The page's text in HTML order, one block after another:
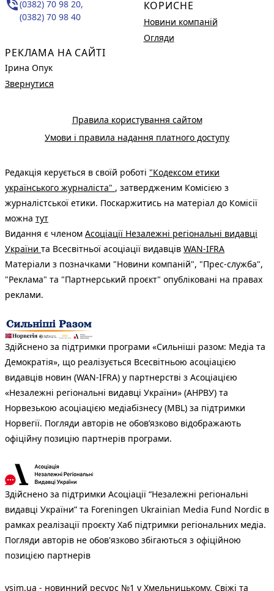
phone_in_talk(0382) 70 98 20,
(0382) 70 98 40
РЕКЛАМА НА САЙТІ
Ірина Опук
Звернутися
КОРИСНЕ
Новини компаній
Огляди
Правила користування сайтом
Умови і правила надання платного доступу
Редакція керується в своїй роботі "Кодексом етики
українського журналіста" , затвердженим Комісією з
журналістської етики. Поскаржитись на матеріал до Комісії
можна тут
Видання є членом Асоціації Незалежні регіональні видавці
України та Всесвітньої асоціації видавців WAN-IFRA
Матеріали з позначками "Новини компаній", "Прес-служба",
"Реклама" та "Партнерський проєкт" опубліковані на правах
реклами.
Здійснено за підтримки програми «Сильніші разом: Медіа та
Демократія», що реалізується Всесвітньою асоціацією
видавців новин (WAN-IFRA) у партнерстві з Асоціацією
«Незалежні регіональні видавці України» (АНРВУ) та
Норвезькою асоціацією медіабізнесу (MBL) за підтримки
Норвегії. Погляди авторів не обов’язково відображають
офіційну позицію партнерів програми.
Здійснено за підтримки Асоціації “Незалежні регіональні
видавці України” та Foreningen Ukrainian Media Fund Nordic в
рамках реалізації проєкту Хаб підтримки регіональних медіа.
Погляди авторів не обов'язково збігаються з офіційною
позицією партнерів
vsim.ua - новинний ресурс №1 у Хмельницькому. Свіжі та